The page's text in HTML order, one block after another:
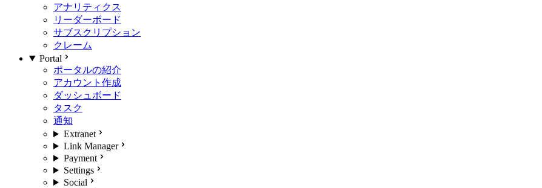
アナリティクス
リーダーボード
サブスクリプション
クレーム
Portal
ポータルの紹介
アカウント作成
ダッシュボード
タスク
通知
Extranet
Link Manager
Payment
Settings
Social